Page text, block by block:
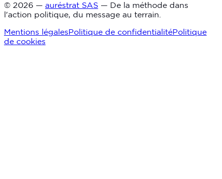
© 2026 — auréstrat SAS — De la méthode dans
l'action politique, du message au terrain.
Mentions légalesPolitique de confidentialitéPolitique
de cookies